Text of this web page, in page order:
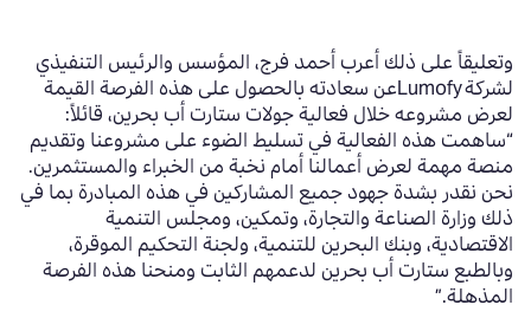
وتعليقاً على ذلك أعرب أحمد فرج، المؤسس والرئيس التنفيذي
لشركة عن سعادته بالحصول على هذه الفرصة القيمة
لعرض مشروعه خلال فعالية جولات ستارت أب بحرين، قائلاً:
“ساهمت هذه الفعالية في تسليط الضوء على مشروعنا وتقديم
منصة مهمة لعرض أعمالنا أمام نخبة من الخبراء والمستثمرين.
نحن نقدر بشدة جهود جميع المشاركين في هذه المبادرة بما في
ذلك وزارة الصناعة والتجارة، وتمكين، ومجلس التنمية
الاقتصادية، وبنك البحرين للتنمية، ولجنة التحكيم الموقرة،
وبالطبع ستارت أب بحرين لدعمهم الثابت ومنحنا هذه الفرصة
المذهلة.”